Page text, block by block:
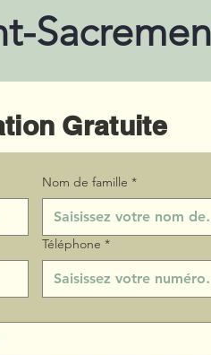
Gratuite
Nom de famille *
Téléphone *